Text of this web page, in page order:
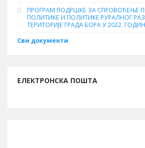
ПРОГРАМ ПОДРШКЕ ЗА СПРОВОЂЕЊЕ
ПОЛИТИКЕ И ПОЛИТИКЕ РУРАЛНОГ
ТЕРИТОРИЈЕ ГРАДА БОРА У 2022.
Сви документи
ЕЛЕКТРОНСКА ПОШТА